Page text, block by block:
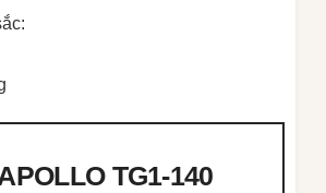
APOLLO TG1-140